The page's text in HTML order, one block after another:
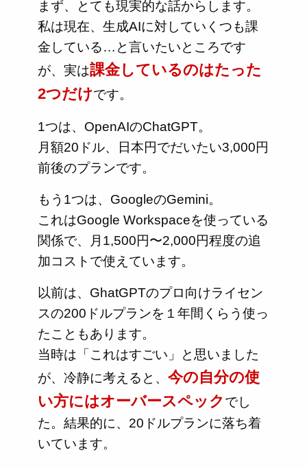
まず、とても現実的な話からします。
私は現在、生成AIに対していくつも課
金している…と言いたいところです
が、実は課金しているのはたった
2つだけです。
1つは、OpenAIのChatGPT。
月額20ドル、日本円でだいたい3,000円
前後のプランです。
もう1つは、GoogleのGemini。
これはGoogle Workspaceを使っている
関係で、月1,500円〜2,000円程度の追
加コストで使えています。
以前は、GhatGPTのプロ向けライセン
スの200ドルプランを１年間くらう使っ
たこともあります。
当時は「これはすごい」と思いました
が、冷静に考えると、 今の自分の使
い方にはオーバースペック でし
た。結果的に、20ドルプランに落ち着
いています。